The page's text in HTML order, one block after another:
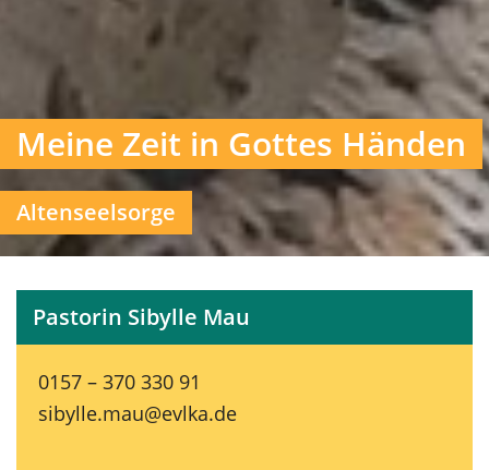
Meine Zeit in Gottes Händen
Altenseelsorge
Pastorin Sibylle Mau
0157 – 370 330 91
sibylle.mau@evlka.de